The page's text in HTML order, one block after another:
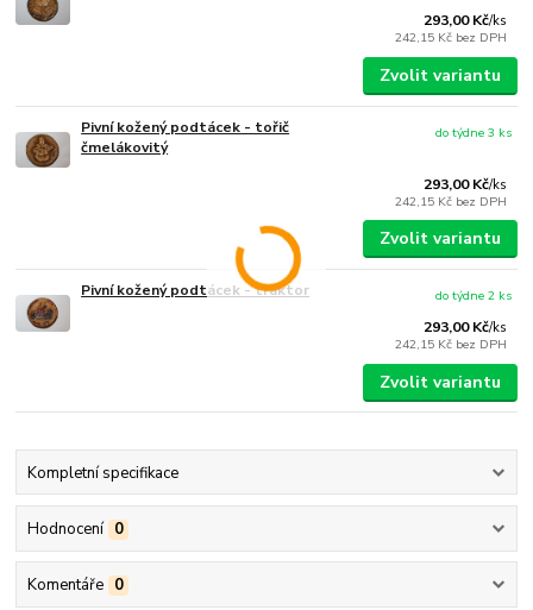
293,00 Kč/ks
242,15 Kč bez DPH
Zvolit variantu
Pivní kožený podtácek - tořič
čmelákovitý
293,00 Kč/ks
242,15 Kč bez DPH
do týdne 3 ks
Zvolit variantu
Pivní kožený podtácek - traktor
293,00 Kč/ks
242,15 Kč bez DPH
do týdne 2 ks
Zvolit variantu
Kompletní specifikace
Hodnocení 0
Komentáře 0